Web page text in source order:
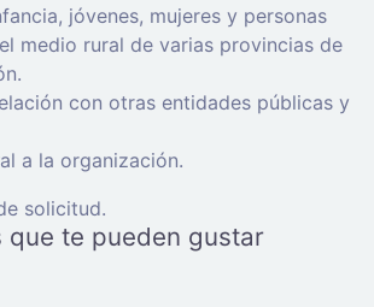
jóvenes, mujeres y personas
medio rural de varias provincias de
con otras entidades públicas y
a la organización.
solicitud.
que te pueden gustar